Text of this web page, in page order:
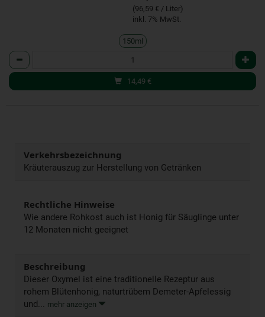
(96,59 € / Liter)
inkl. 7% MwSt.
150ml
Anzahl
14,49 €
Verkehrsbezeichnung
Kräuterauszug zur Herstellung von Getränken
Rechtliche Hinweise
Wie andere Rohkost auch ist Honig für Säuglinge unter
12 Monaten nicht geeignet
Beschreibung
Dieser Oxymel ist eine traditionelle Rezeptur aus
rohem Blütenhonig, naturtrübem Demeter-Apfelessig
und... mehr anzeigen